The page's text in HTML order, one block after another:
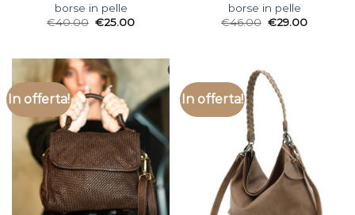
borse in pelle
€40.00 €25.00
borse in pelle
€46.00 €29.00
In offerta! In offerta!